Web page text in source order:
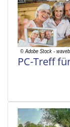
PC-Treff